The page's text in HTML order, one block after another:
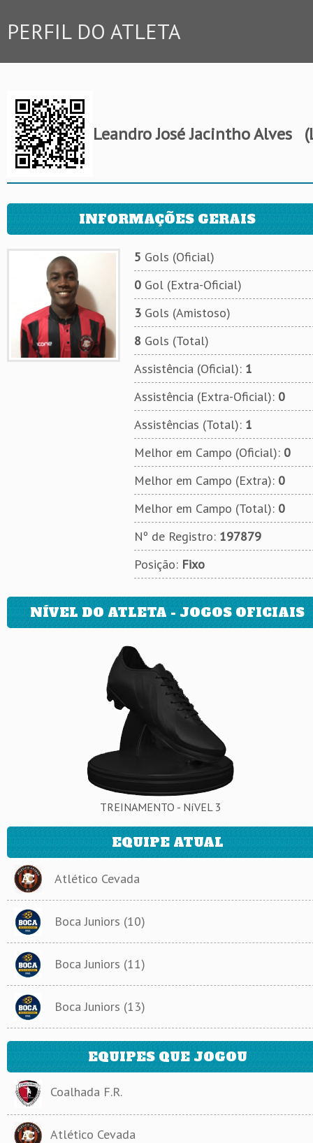
PERFIL DO ATLETA
Leandro José Jacintho Alves
INFORMAÇÕES GERAIS
5 Gols (Oficial)
0Gol (Extra-Oficial)
3Gols (Amistoso)
8Gols (Total)
Assistência (Oficial): 1
Assistência (Extra-Oficial): 0
Assistências (Total): 1
Melhor em Campo (Oficial): 0
Melhor em Campo (Extra): 0
Melhor em Campo (Total): 0
Nº de Registro: 197879
Posição: Fixo
NÍVEL DO ATLETA - JOGOS OFICIAIS
TREINAMENTO - NíVEL 3
EQUIPE ATUAL
Atlético Cevada
Boca Juniors (10)
Boca Juniors (11)
Boca Juniors (13)
EQUIPES QUE JOGOU
Coalhada F.R.
Atlético Cevada